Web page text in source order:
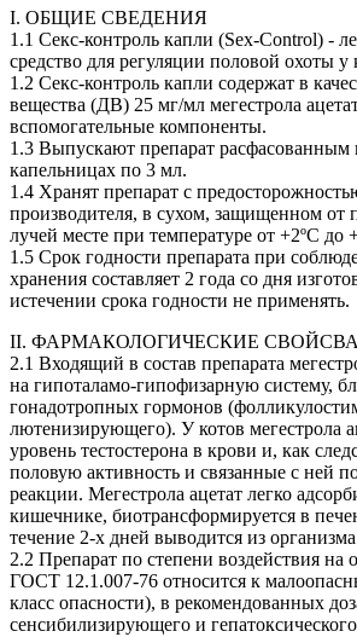
I. ОБЩИЕ СВЕДЕНИЯ
1.1 Секс-контроль капли (Sex-Control) -
средство для регуляции половой охоты у
1.2 Секс-контроль капли содержат в
вещества (ДВ) 25 мг/мл мегестрола
вспомогательные компоненты.
1.3 Выпускают препарат расфасованным
капельницах по 3 мл.
1.4 Хранят препарат с
производителя, в сухом, защищенном от
лучей месте при температуре от +2ºС до
1.5 Срок годности препарата при
хранения составляет 2 года со дня
истечении срока годности не применять.
II. ФАРМАКОЛОГИЧЕСКИЕ СВОЙСВА
2.1 Входящий в состав препарата
на гипоталамо-гипофизарную систему,
гонадотропных гормонов
лютенизирующего). У котов мегестрола
уровень тестостерона в крови и, как
половую активность и связанные с ней
реакции. Мегестрола ацетат легко
кишечнике, биотрансформируется в
течение 2-х дней выводится из
2.2 Препарат по степени воздействия на
ГОСТ 12.1.007-76 относится к
класс опасности), в рекомендованных
сенсибилизирующего и